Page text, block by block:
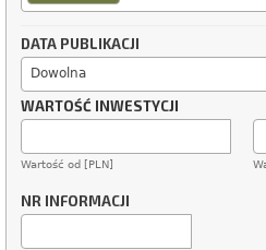
DATA PUBLIKACJI
Dowolna
WARTOŚĆ INWESTYCJI
Wartość od [PLN]
NR INFORMACJI